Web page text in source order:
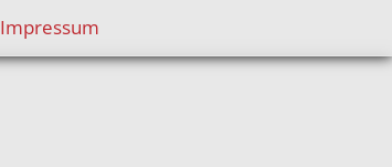
Impressum